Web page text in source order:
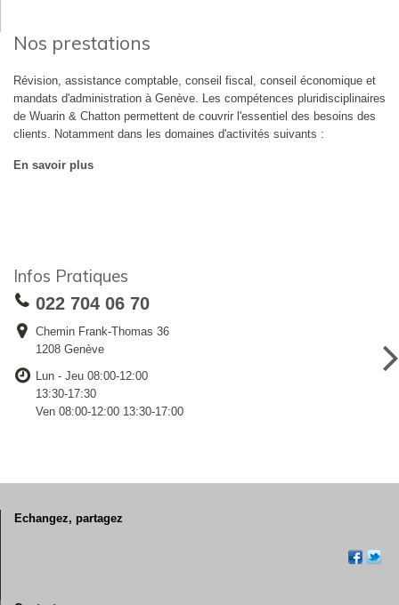
Nos prestations
Révision, assistance comptable, conseil fiscal, conseil économique et
mandats d'administration à Genève. Les compétences pluridisciplinaires
de Wuarin & Chatton permettent de couvrir l'essentiel des besoins des
clients. Notamment dans les domaines d'activités suivants :
En savoir plus
Infos Pratiques
022 704 06 70
Chemin Frank-Thomas 36
1208 Genève
Lun - Jeu 08:00-12:00
13:30-17:30
Ven 08:00-12:00 13:30-17:00
Echangez, partagez